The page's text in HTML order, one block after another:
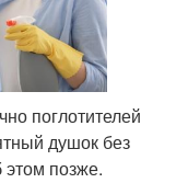
поглотителей
душок без
позже.